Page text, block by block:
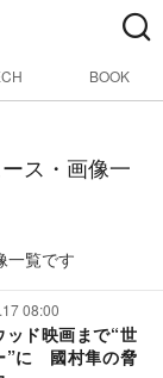
BOOK
ス・画像一
一覧です
08:00
ッド映画まで“世
”に 國村隼の脅